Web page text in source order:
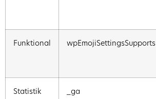
Funktional wpEmojiSettingsSupports
Statistik _ga